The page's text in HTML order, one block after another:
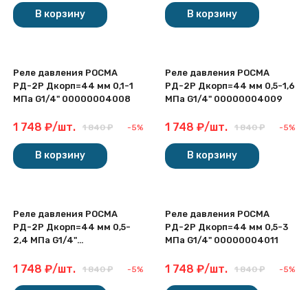
В корзину В корзину
Реле давления РОСМА
РД-2Р Дкорп=44 мм 0,1-1
МПа G1/4" 00000004008
1 748 ₽/шт. 1 840 ₽ -5%
В корзину
Реле давления РОСМА
РД-2Р Дкорп=44 мм 0,5-1,6
МПа G1/4" 00000004009
1 748 ₽/шт. 1 840 ₽ -5%
В корзину
Реле давления РОСМА
РД-2Р Дкорп=44 мм 0,5-
2,4 МПа G1/4"
1 748 ₽/шт. 1 840 ₽ -5%
Реле давления РОСМА
РД-2Р Дкорп=44 мм 0,5-3
МПа G1/4" 00000004011
1 748 ₽/шт. 1 840 ₽ -5%